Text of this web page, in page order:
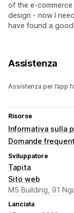
of the e-
design - now I
have found a
Assistenza
Assistenza per l’app
Risorse
Informativa sulla
Domande
Sviluppatore
Tapita
Sito web
M5 Building, 91
Lanciata